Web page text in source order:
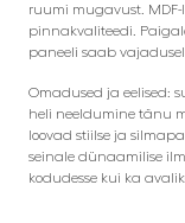
ruumi mugavust.
pinnakvaliteedi.
paneeli saab
Omadused ja eelised:
heli neeldumine tänu
loovad stiilse ja
seinale dünaamilise
kodudesse kui ka